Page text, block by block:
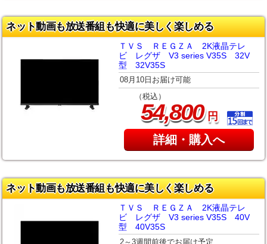
ネット動画も放送番組も快適に美しく楽しめる
ＴＶＳ ＲＥＧＺＡ 2K液晶テレ
ビ レグザ V3 series V35S 32V
型 32V35S
08月10日お届け可能
（税込）
54,800円
詳細・購入へ
ネット動画も放送番組も快適に美しく楽しめる
ＴＶＳ ＲＥＧＺＡ 2K液晶テレ
ビ レグザ V3 series V35S 40V
型 40V35S
2～3週間前後でお届け予定